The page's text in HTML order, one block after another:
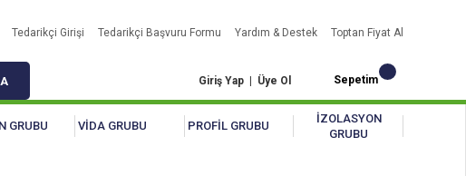
Tedarikçi Girişi Tedarikçi Başvuru Formu Yardım & Destek Toptan Fiyat Al
Giriş Yap | Üye Ol Sepetim
GRUBU VİDA GRUBU PROFİL GRUBU
İZOLASYON
GRUBU